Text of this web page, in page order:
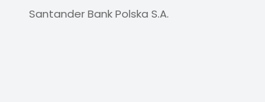
Santander Bank Polska S.A.